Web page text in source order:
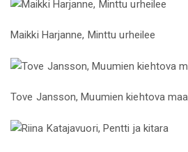
Maikki Harjanne, Minttu urheilee
Tove Jansson, Muumien kiehtova